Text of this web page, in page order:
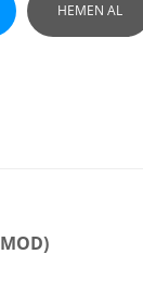
HEMEN AL